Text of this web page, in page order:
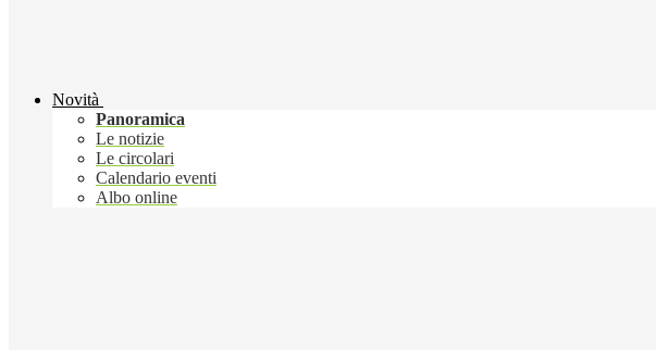
Novità
Panoramica
Le notizie
Le circolari
Calendario eventi
Albo online